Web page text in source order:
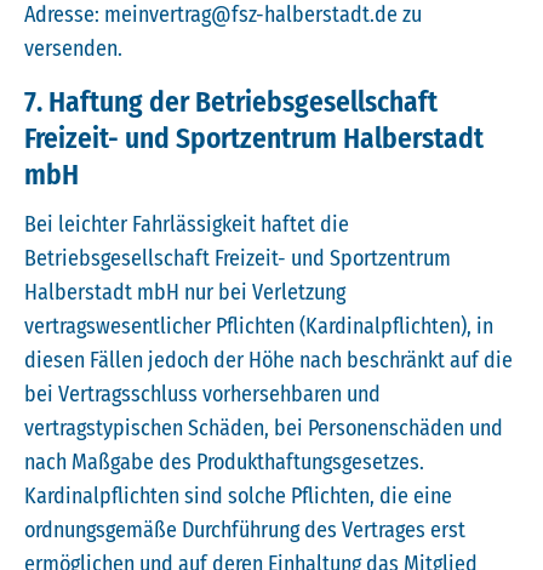
Adresse: meinvertrag@fsz-halberstadt.de zu
versenden.
7. Haftung der Betriebsgesellschaft
Freizeit- und Sportzentrum Halberstadt
mbH
Bei leichter Fahrlässigkeit haftet die
Betriebsgesellschaft Freizeit- und Sportzentrum
Halberstadt mbH nur bei Verletzung
vertragswesentlicher Pflichten (Kardinalpflichten), in
diesen Fällen jedoch der Höhe nach beschränkt auf die
bei Vertragsschluss vorhersehbaren und
vertragstypischen Schäden, bei Personenschäden und
nach Maßgabe des Produkthaftungsgesetzes.
Kardinalpflichten sind solche Pflichten, die eine
ordnungsgemäße Durchführung des Vertrages erst
ermöglichen und auf deren Einhaltung das Mitglied